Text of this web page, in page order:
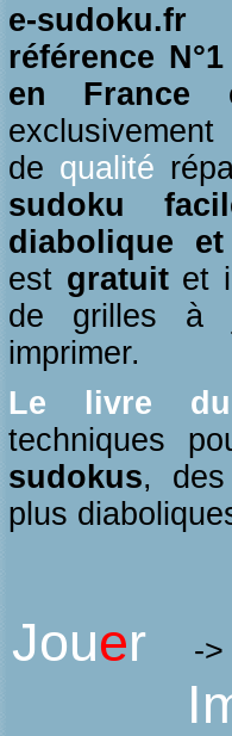
e-
référence
en France
de qualité
sudoku
diabolique
est gratuitet
de grilles à
imprimer.
Le livre du
techniques
sudokus,
plus
Jouer -